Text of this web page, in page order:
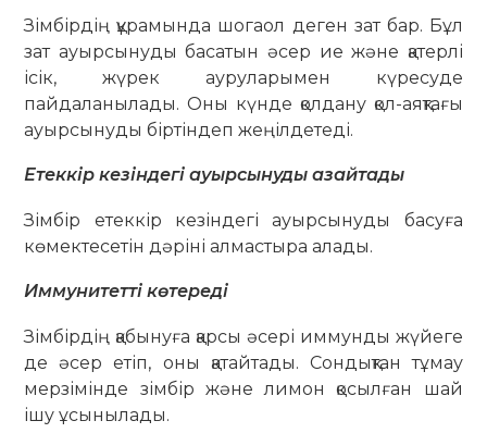
Зімбірдің құрамында шогаол деген зат бар. Бұл
зат ауырсынуды басатын әсер ие және қатерлі
ісік, жүрек ауруларымен күресуде
пайдаланылады. Оны күнде қолдану қол-аяқтағы
ауырсынуды біртіндеп жеңілдетеді.
Етеккір кезіндегі ауырсынуды азайтады
Зімбір етеккір кезіндегі ауырсынуды басуға
көмектесетін дәріні алмастыра алады.
Иммунитетті көтереді
Зімбірдің қабынуға қарсы әсері иммунды жүйеге
де әсер етіп, оны қатайтады. Сондықтан тұмау
мерзімінде зімбір және лимон қосылған шай
ішу ұсынылады.